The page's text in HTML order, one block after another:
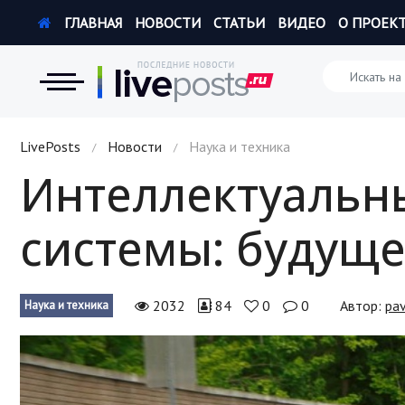
Новости
Экономика
Происшествия
Россия
Наука и техника
Политика
ГЛАВНАЯ НОВОСТИ СТАТЬИ ВИДЕО О
LivePosts / Новости / Наука и техника
системы:
Наука и техника 2032 84 0 0 Автор: